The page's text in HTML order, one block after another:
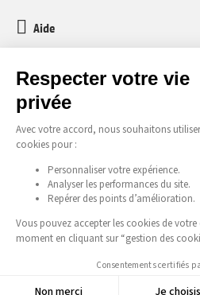
Être prévenu
Aide
media-markt-
Lundi-Vendredi 08:00-17:00
Tous nos prix s’entendent TVA et taxe